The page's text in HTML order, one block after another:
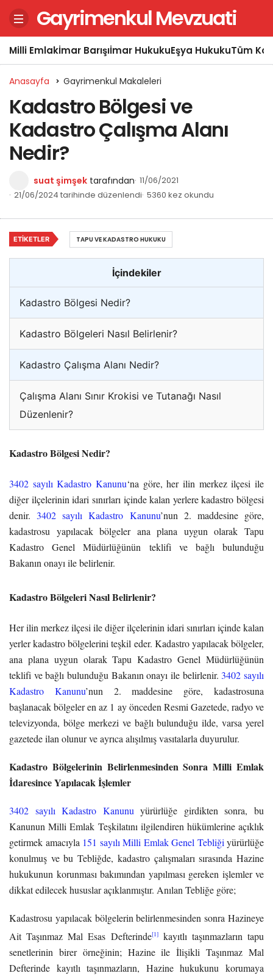
Gayrimenkul Mevzuati
Milli Emlakİmar Barışıİmar HukukuEşya HukukuTüm
Anasayfa Gayrimenkul Makaleleri
Kadastro Bölgesi ve
Kadastro Çalışma Alanı
Nedir?
suat şimşek tarafından 11/06/2021
21/06/2024 tarihinde düzenlendi 5360 kez okundu
İçindekiler
Kadastro Bölgesi Nedir?
Kadastro Bölgeleri Nasıl Belirlenir?
Kadastro Çalışma Alanı Nedir?
Çalışma Alanı Sınır Krokisi ve Tutanağı Nasıl
Düzenlenir?
Kadastro Bölgesi Nedir?
3402 sayılı Kadastro Kanunu‘na göre, her ilin merkez ilçesi ile
diğer ilçelerinin idari sınırları içinde kalan yerlere kadastro bölgesi
denir. 3402 sayılı Kadastro Kanunu’nun 2. maddesine göre,
kadastrosu yapılacak bölgeler ana plana uygun olarak Tapu
Kadastro Genel Müdürlüğünün teklifi ve bağlı bulunduğu
Bakanın onayı ile belirlenir.
Kadastro Bölgeleri Nasıl Belirlenir?
Her ilin merkez ilçesi ile diğer ilçelerinin idari sınırları içinde kalan
yerler kadastro bölgelerini teşkil eder. Kadastro yapılacak bölgeler,
ana plana uygun olarak Tapu Kadastro Genel Müdürlüğünün
teklifi ve bağlı bulunduğu Bakanın onayı ile belirlenir. 3402 sayılı
Kadastro Kanunu’nun 2. maddesine göre, kadastrosuna
başlanacak bölgeler en az 1 ay önceden Resmi Gazetede, radyo ve
televizyonda, bölge merkezi ve bağlı bulunduğu ilde, varsa yerel
gazetede ilan olunur ve ayrıca alışılmış vasıtalarla duyurulur.
Kadastro Bölgelerinin Belirlenmesinden Sonra Milli Emlak
İdaresince Yapılacak İşlemler
3402 sayılı Kadastro Kanunu yürürlüğe girdikten sonra, bu
Kanunun Milli Emlak Teşkilatını ilgilendiren hükümlerine açıklık
getirmek amacıyla 151 sayılı Milli Emlak Genel Tebliği yürürlüğe
konulmuş ve bu Tebliğde, kadastro çalışmaları sırasında Hazine
hukukunun korunması bakımından yapılması gereken işlemler ve
dikkat edilecek hususlar açıklanmıştır. Anılan Tebliğe göre;
Kadastrosu yapılacak bölgelerin belirlenmesinden sonra Hazineye
Ait Taşınmaz Mal Esas Defterinde[1]kayıtlı taşınmazların tapu
senetlerinin birer örneğinin; Hazine ile İlişikli Taşınmaz Mal
Defterinde kayıtlı taşınmazların, Hazine hukukunu korumaya
ETIKETLER TAPU VE KADASTRO HUKUKU